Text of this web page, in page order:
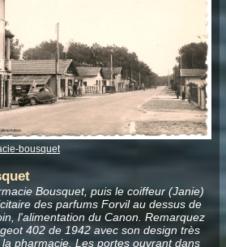
bousquet
Bousquet, puis le coiffeur (Janie)
des parfums Forvil au dessus de
l'alimentation du Canon. Remarquez
402 de 1942 avec son design très
pharmacie. Les portes ouvrant dans